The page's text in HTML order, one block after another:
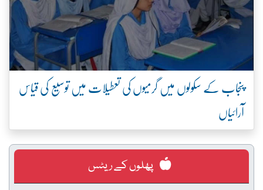
پنجاب کے سکولوں میں گرمیوں کی تعطیلات میں توسیع کی قیاس
آرائیاں
پھلوں کے ریٹس